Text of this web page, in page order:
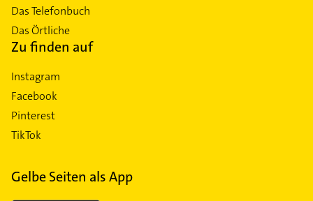
Das Telefonbuch
Das Örtliche
Zu finden auf
Instagram
Facebook
Pinterest
TikTok
Gelbe Seiten als App